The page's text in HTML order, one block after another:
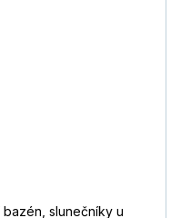
slunečníky u